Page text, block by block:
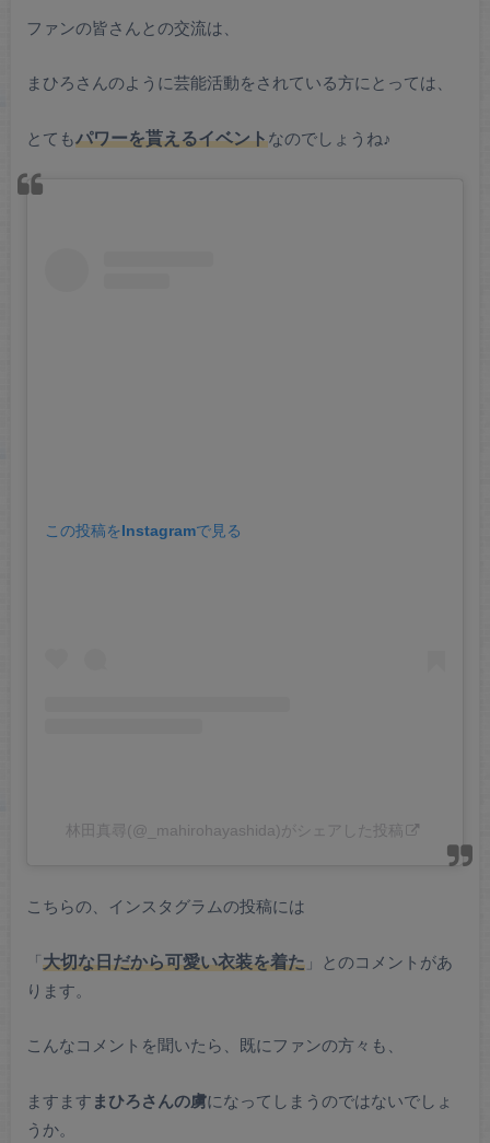
ファンの皆さんとの交流は、
まひろさんのように芸能活動をされている方にとっては、
とてもパワーを貰えるイベントなのでしょうね♪
この投稿をInstagramで見る
林田真尋(@_mahirohayashida)がシェアした投稿
こちらの、インスタグラムの投稿には
「大切な日だから可愛い衣装を着た」とのコメントがあ
ります。
こんなコメントを聞いたら、既にファンの方々も、
ますます まひろさんの虜になってしまうのではないでしょ
うか。